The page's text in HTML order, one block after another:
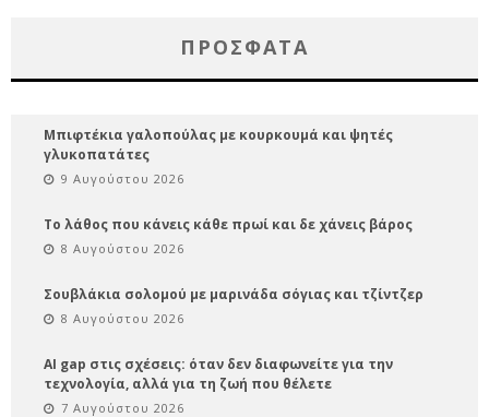
ΠΡΌΣΦΑΤΑ
Μπιφτέκια γαλοπούλας με κουρκουμά και ψητές
γλυκοπατάτες
9 Αυγούστου 2026
Το λάθος που κάνεις κάθε πρωί και δε χάνεις βάρος
8 Αυγούστου 2026
Σουβλάκια σολομού με μαρινάδα σόγιας και τζίντζερ
8 Αυγούστου 2026
AI gap στις σχέσεις: όταν δεν διαφωνείτε για την
τεχνολογία, αλλά για τη ζωή που θέλετε
7 Αυγούστου 2026